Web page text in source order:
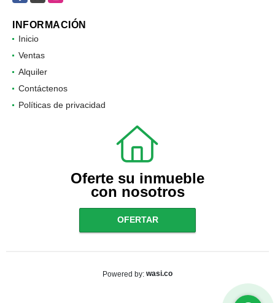
INFORMACIÓN
Inicio
Ventas
Alquiler
Contáctenos
Políticas de privacidad
Oferte su inmueble
con nosotros
OFERTAR
Powered by: wasi.co